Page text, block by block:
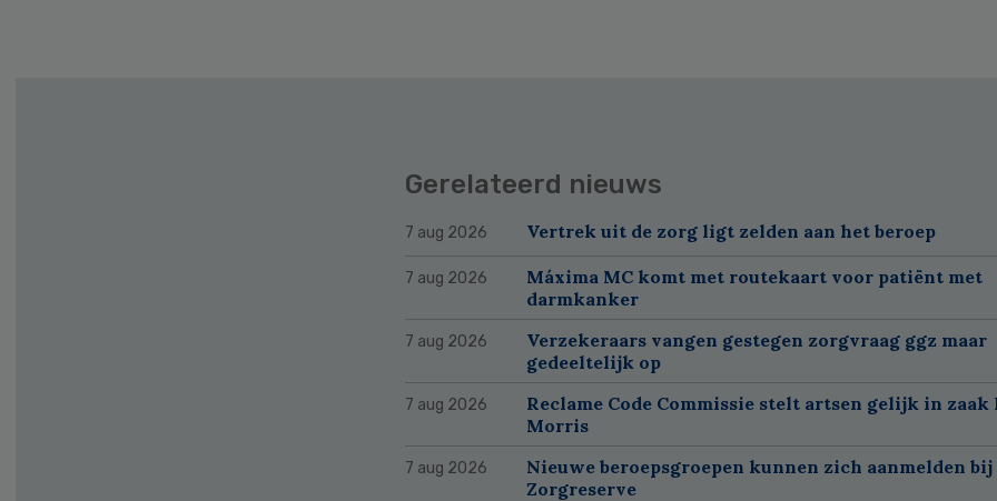
Gerelateerd nieuws
7 aug 2026 Vertrek uit de zorg ligt zelden aan het beroep
7 aug 2026
Máxima MC komt met routekaart voor patiënt met
darmkanker
7 aug 2026
Verzekeraars vangen gestegen zorgvraag ggz maar
gedeeltelijk op
7 aug 2026
Reclame Code Commissie stelt artsen gelijk in
Morris
7 aug 2026
Nieuwe beroepsgroepen kunnen zich aanmelden
Zorgreserve